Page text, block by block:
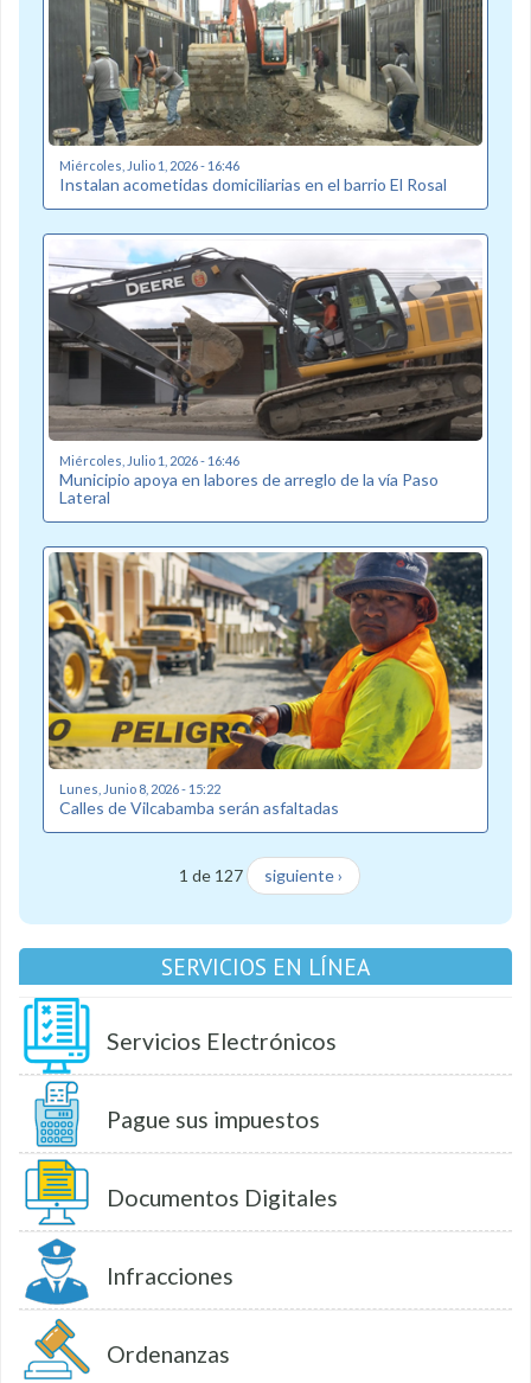
Miércoles, Julio 1, 2026 - 16:46
Instalan acometidas domiciliarias en el barrio El Rosal
Miércoles, Julio 1, 2026 - 16:46
Municipio apoya en labores de arreglo de la vía Paso
Lateral
Lunes, Junio 8, 2026 - 15:22
Calles de Vilcabamba serán asfaltadas
1 de 127 siguiente ›
SERVICIOS EN LÍNEA
Servicios Electrónicos
Pague sus impuestos
Documentos Digitales
Infracciones
Ordenanzas